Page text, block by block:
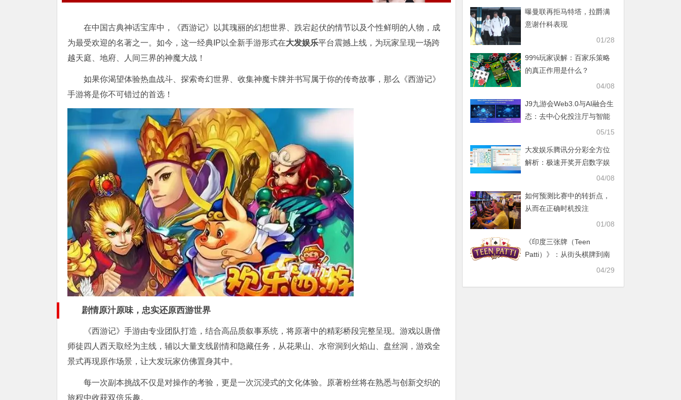
在中国古典神话宝库中，《西游记》以其瑰丽的幻想世界、跌宕起伏的情节以及个性鲜明的人物，成
为最受欢迎的名著之一。如今，这一经典IP以全新手游形式在大发娱乐平台震撼上线，为玩家呈现一场跨
越天庭、地府、人间三界的神魔大战！
如果你渴望体验热血战斗、探索奇幻世界、收集神魔卡牌并书写属于你的传奇故事，那么《西游记》
手游将是你不可错过的首选！
剧情原汁原味，忠实还原西游世界
《西游记》手游由专业团队打造，结合高品质叙事系统，将原著中的精彩桥段完整呈现。游戏以唐僧
师徒四人西天取经为主线，辅以大量支线剧情和隐藏任务，从花果山、水帘洞到火焰山、盘丝洞，游戏全
景式再现原作场景，让大发玩家仿佛置身其中。
每一次副本挑战不仅是对操作的考验，更是一次沉浸式的文化体验。原著粉丝将在熟悉与创新交织的
旅程中收获双倍乐趣。
曝曼联再拒马特塔，拉爵满
意谢什科表现
01/28
99%玩家误解：百家乐策略
的真正作用是什么？
04/08
J9九游会Web3.0与AI融合生
态：去中心化投注厅与智能
05/15
大发娱乐腾讯分分彩全方位
解析：极速开奖开启数字娱
04/08
如何预测比赛中的转折点，
从而在正确时机投注
01/08
《印度三张牌（Teen
Patti）》：从街头棋牌到南
亚最火爆的扑克文化现象04/29